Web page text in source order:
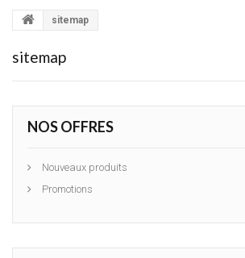
sitemap
sitemap
NOS OFFRES
Nouveaux produits
Promotions